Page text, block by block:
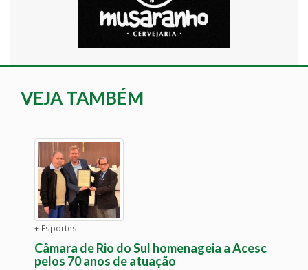
VEJA TAMBÉM
+ Esportes
Câmara de Rio do Sul homenageia a Acesc
pelos 70 anos de atuação